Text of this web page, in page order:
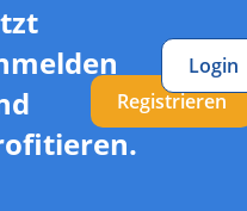
Registrieren
Login